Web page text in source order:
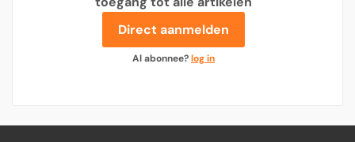
Direct aanmelden
Al abonnee?log in